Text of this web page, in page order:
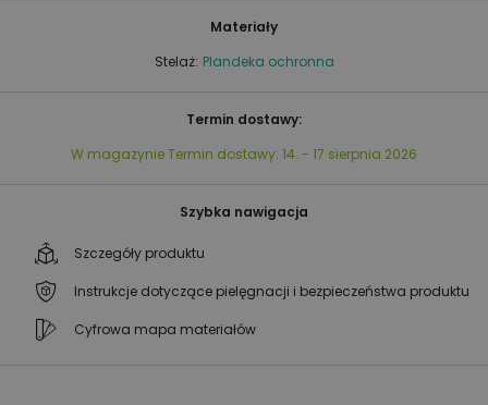
Materiały
Stelaż: Plandeka ochronna
Termin dostawy:
W magazynieTermin dostawy: 14. - 17 sierpnia 2026
Szybka nawigacja
Szczegóły produktu
Instrukcje dotyczące pielęgnacji i bezpieczeństwa produktu
Cyfrowa mapa materiałów